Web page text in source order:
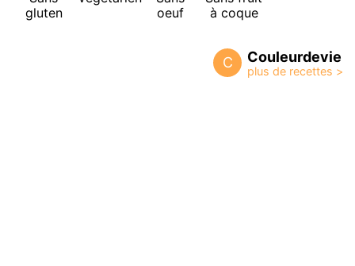
gluten
oeuf
à coque
C Couleurdevie